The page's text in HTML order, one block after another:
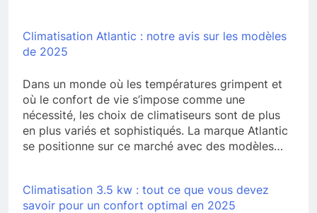
Climatisation Atlantic : notre avis sur les modèles
de 2025
Dans un monde où les températures grimpent et
où le confort de vie s’impose comme une
nécessité, les choix de climatiseurs sont de plus
en plus variés et sophistiqués. La marque Atlantic
se positionne sur ce marché avec des modèles…
Climatisation 3.5 kw : tout ce que vous devez
savoir pour un confort optimal en 2025